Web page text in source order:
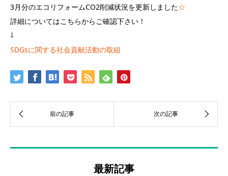
3月分のエコリフォームCO2削減状況を更新しました☆
詳細についてはこちらからご確認下さい！
⇩
SDGsに関する社会貢献活動の取組
最新記事